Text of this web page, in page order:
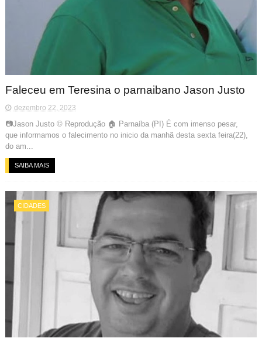
Faleceu em Teresina o parnaibano Jason Justo
dezembro 22, 2023
📷Jason Justo © Reprodução 🏠 Parnaíba (PI) É com imenso pesar,
que informamos o falecimento no inicio da manhã desta sexta feira(22),
do am...
SAIBA MAIS
CIDADES